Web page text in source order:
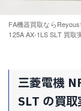
FA機器買取なら
125A AX-1LS SLT 買取
三菱電機
SLT の買取